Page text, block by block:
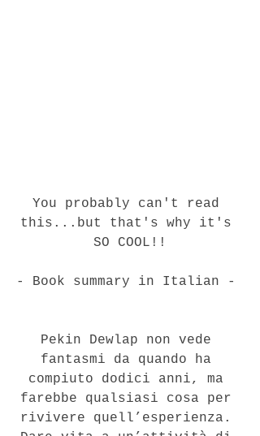
You probably can't read
this...but that's why it's
SO COOL!!
- Book summary in Italian -
Pekin Dewlap non vede
fantasmi da quando ha
compiuto dodici anni, ma
farebbe qualsiasi cosa per
rivivere quell’esperienza.